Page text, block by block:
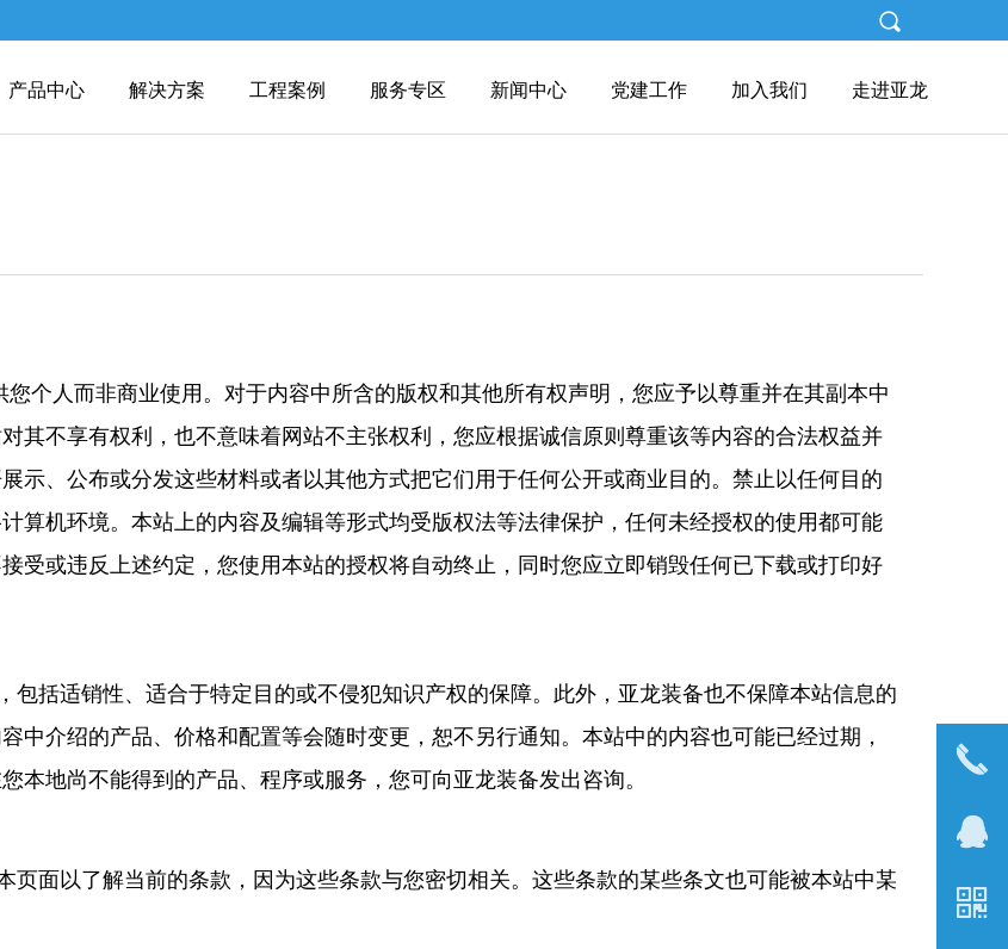
产品中心 解决方案 工程案例 服务专区 新闻中心 党建工作 加入我们 走进亚龙
끠
个人而非商业使用。对于内容中所含的版权和其他所有权声明，您应予以尊重并在其副本中
其不享有权利，也不意味着网站不主张权利，您应根据诚信原则尊重该等内容的合法权益并
示、公布或分发这些材料或者以其他方式把它们用于任何公开或商业目的。禁止以任何目的
算机环境。本站上的内容及编辑等形式均受版权法等法律保护，任何未经授权的使用都可能
受或违反上述约定，您使用本站的授权将自动终止，同时您应立即销毁任何已下载或打印好
括适销性、适合于特定目的或不侵犯知识产权的保障。此外，亚龙装备也不保障本站信息的
中介绍的产品、价格和配置等会随时变更，恕不另行通知。本站中的内容也可能已经过期，
本地尚不能得到的产品、程序或服务，您可向亚龙装备发出咨询。
面以了解当前的条款，因为这些条款与您密切相关。这些条款的某些条文也可能被本站中某
끅
뀩
낃